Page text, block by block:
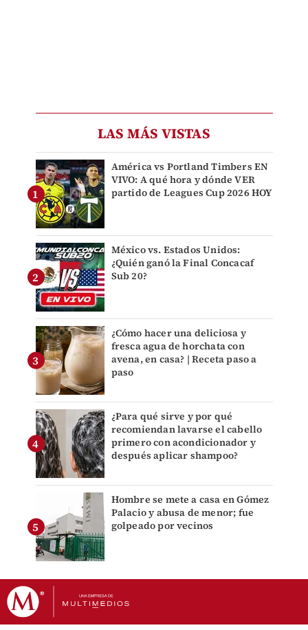
LAS MÁS VISTAS
América vs Portland Timbers EN
VIVO: A qué hora y dónde VER
partido de Leagues Cup 2026 HOY
México vs. Estados Unidos:
¿Quién ganó la Final Concacaf
Sub 20?
¿Cómo hacer una deliciosa y
fresca agua de horchata con
avena, en casa? | Receta paso a
paso
¿Para qué sirve y por qué
recomiendan lavarse el cabello
primero con acondicionador y
después aplicar shampoo?
Hombre se mete a casa en Gómez
Palacio y abusa de menor; fue
golpeado por vecinos